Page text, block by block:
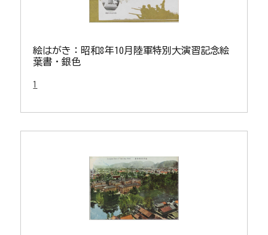
絵はがき：昭和8年10月陸軍特別大演習記念絵
葉書・銀色
1